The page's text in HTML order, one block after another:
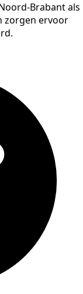
Brabant als
zorgen ervoor